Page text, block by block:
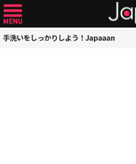
手洗いをしっかりしよう！Japaaan